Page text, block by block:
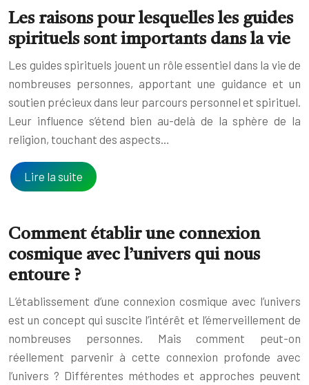
Les raisons pour lesquelles les guides
spirituels sont importants dans la vie
Les guides spirituels jouent un rôle essentiel dans la vie de
nombreuses personnes, apportant une guidance et un
soutien précieux dans leur parcours personnel et spirituel.
Leur influence s’étend bien au-delà de la sphère de la
religion, touchant des aspects…
Lire la suite
Comment établir une connexion
cosmique avec l’univers qui nous
entoure ?
L’établissement d’une connexion cosmique avec l’univers
est un concept qui suscite l’intérêt et l’émerveillement de
nombreuses personnes. Mais comment peut-on
réellement parvenir à cette connexion profonde avec
l’univers ? Différentes méthodes et approches peuvent